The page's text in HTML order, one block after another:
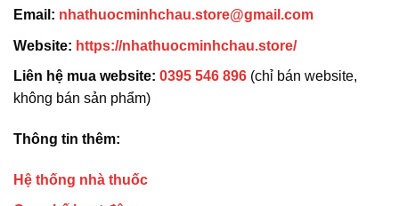
Email: nhathuocminhchau.store@gmail.com
Website: https://nhathuocminhchau.store/
Liên hệ mua website: 0395 546 896 (chỉ bán website,
không bán sản phẩm)
Thông tin thêm:
Hệ thống nhà thuốc